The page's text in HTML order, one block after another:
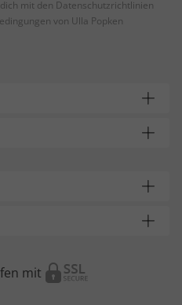
mit den Datenschutzrichtlinien
von Ulla Popken
mit